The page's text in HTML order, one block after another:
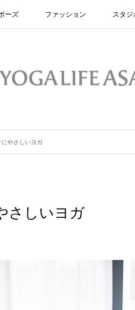
ーズ ファッション スタ
やさしいヨガ
さしいヨガ